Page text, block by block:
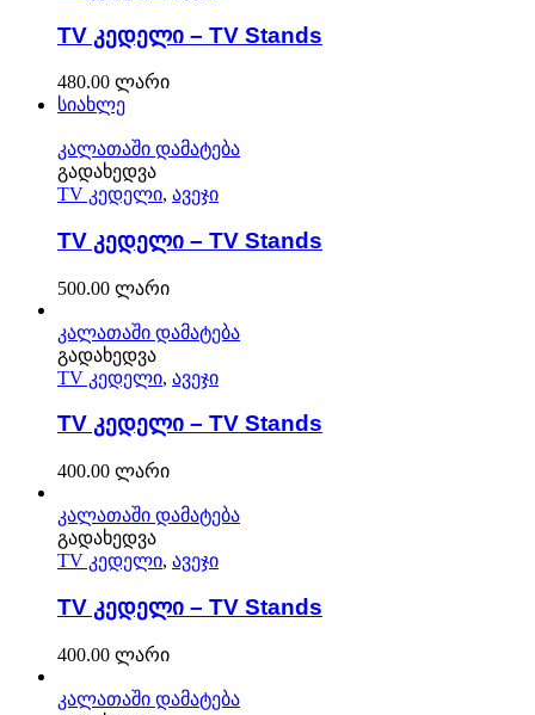
TV კედელი – TV Stands
480.00 ლარი
სიახლე
კალათაში დამატება
გადახედვა
TV კედელი, ავეჯი
TV კედელი – TV Stands
500.00 ლარი
კალათაში დამატება
გადახედვა
TV კედელი, ავეჯი
TV კედელი – TV Stands
400.00 ლარი
კალათაში დამატება
გადახედვა
TV კედელი, ავეჯი
TV კედელი – TV Stands
400.00 ლარი
კალათაში დამატება